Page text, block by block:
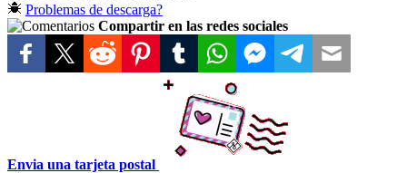
Problemas de descarga?
Compartir en las redes sociales
Envia una tarjeta postal